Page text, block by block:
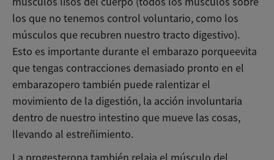
los que no tenemos control voluntario, como los
músculos que recubren nuestro tracto digestivo).
Esto es importante durante el embarazo porqueevita
que tengas contracciones demasiado pronto en el
embarazopero también puede ralentizar el
movimiento de la digestión, la acción involuntaria
dentro de nuestro intestino que mueve las cosas,
llevando al estreñimiento.